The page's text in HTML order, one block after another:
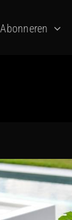
Abonneren